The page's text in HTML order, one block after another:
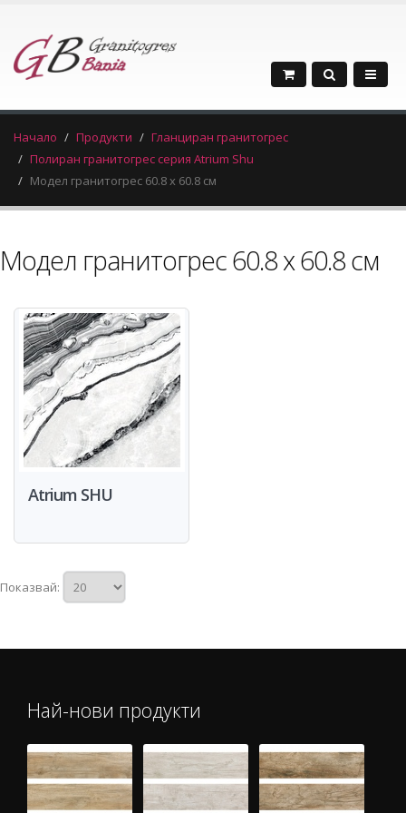
Начало Продукти
Гланциран гранитогрес
Полиран гранитогрес серия Atrium Shu
Модел гранитогрес 60.8 х 60.8 см
Модел гранитогрес 60.8 х 60.8 см
Atrium SHU
Показвай:
Най-нови продукти